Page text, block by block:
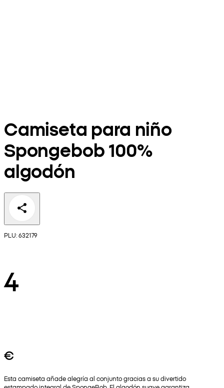
Camiseta para niño
Spongebob 100%
algodón
PLU: 632179
4
€
Esta camiseta añade alegría al conjunto gracias a su divertido